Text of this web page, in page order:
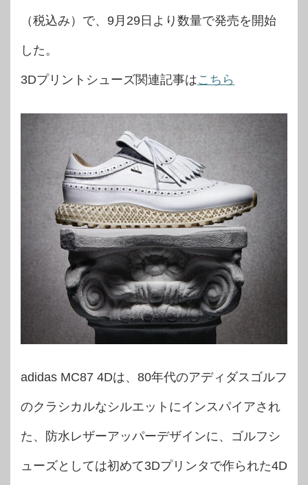
（税込み）で、9月29日より数量で発売を開始
した。
3Dプリントシューズ関連記事はこちら
adidas MC87 4Dは、80年代のアディダスゴルフ
のクラシカルなシルエットにインスパイアされ
た、防水レザーアッパーデザインに、ゴルフシ
ューズとしては初めて3Dプリンタで作られた4D